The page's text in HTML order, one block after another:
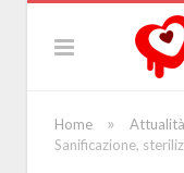
Home » Attualità
Sanificazione,